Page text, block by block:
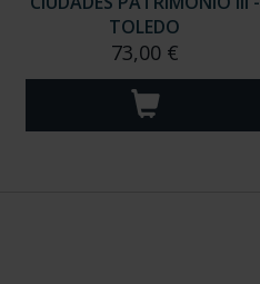
TOLEDO
73,00 €